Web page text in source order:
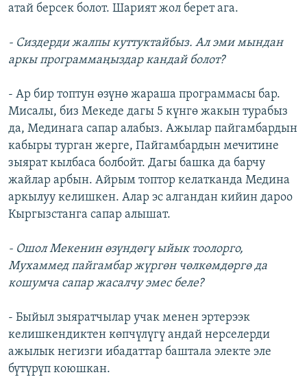
атай берсек болот. Шарият жол берет ага.
- Сиздерди жалпы куттуктайбыз. Ал эми мындан
аркы программаңыздар кандай болот?
- Ар бир топтун өзүнө жараша программасы бар.
Мисалы, биз Мекеде дагы 5 күнгө жакын турабыз
да, Мединага сапар алабыз. Ажылар пайгамбардын
кабыры турган жерге, Пайгамбардын мечитине
зыярат кылбаса болбойт. Дагы башка да барчу
жайлар арбын. Айрым топтор келатканда Медина
аркылуу келишкен. Алар эс алгандан кийин дароо
Кыргызстанга сапар алышат.
- Ошол Мекенин өзүндөгү ыйык тоолорго,
Мухаммед пайгамбар жүргөн чөлкөмдөргө да
кошумча сапар жасалчу эмес беле?
- Быйыл зыяратчылар учак менен эртерээк
келишкендиктен көпчүлүгү андай нерселерди
ажылык негизги ибадаттар баштала электе эле
бүтүрүп коюшкан.